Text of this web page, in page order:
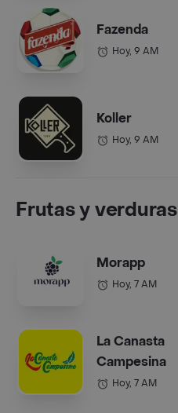
Fazenda
Hoy, 9 AM
Koller
Hoy, 9 AM
Frutas y verduras
Morapp
Hoy, 7 AM
La Canasta
Campesina
Hoy, 7 AM